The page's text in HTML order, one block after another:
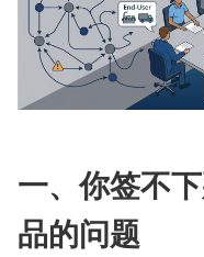
一、你签不
品的问题